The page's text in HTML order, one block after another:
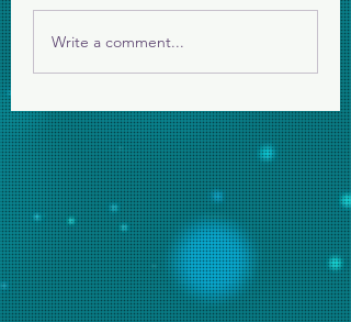
Write a comment...